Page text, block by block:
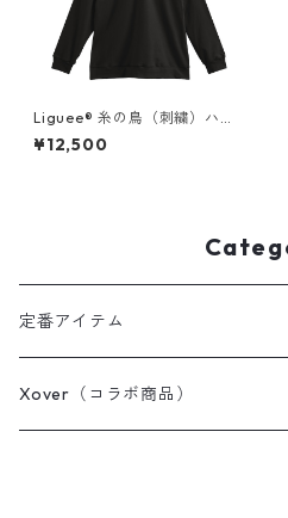
Liguee®️ 糸の鳥（刺繍）ハー
フジップスウェット
¥12,500
定番アイテム
Tシャツ / カットソー
Xover（コラボ商品）